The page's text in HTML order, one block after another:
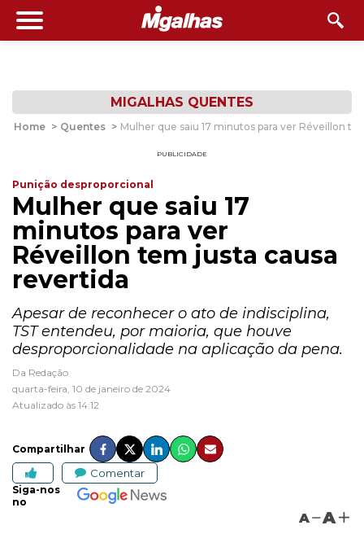
MIGALHAS QUENTES
Home > Quentes > Mulher que saiu 17 minutos para ver Réveillon
PUBLICIDADE
Punição desproporcional
Mulher que saiu 17
minutos para ver
Réveillon tem justa causa
revertida
Apesar de reconhecer o ato de indisciplina,
TST entendeu, por maioria, que houve
desproporcionalidade na aplicação da pena.
Da Redação
quarta-feira, 10 de janeiro de 2024
Atualizado às 14:12
Compartilhar
Comentar
Siga-nos
no
A A